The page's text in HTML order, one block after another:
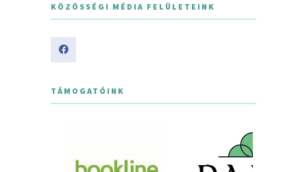
KÖZÖSSÉGI MÉDIA FELÜLETEINK
TÁMOGATÓINK